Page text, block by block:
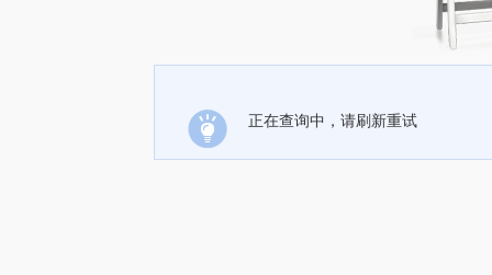
正在查询中，请刷新重试